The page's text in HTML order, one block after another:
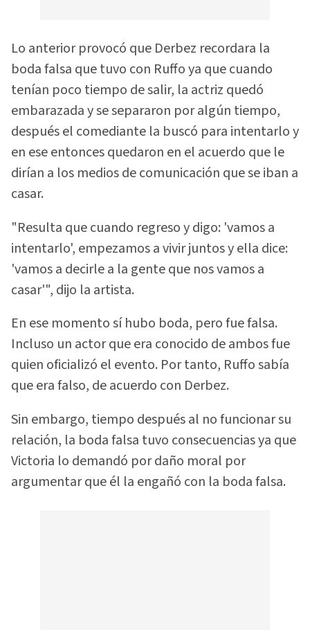
Lo anterior provocó que Derbez recordara la
boda falsa que tuvo con Ruffo ya que cuando
tenían poco tiempo de salir, la actriz quedó
embarazada y se separaron por algún tiempo,
después el comediante la buscó para intentarlo y
en ese entonces quedaron en el acuerdo que le
dirían a los medios de comunicación que se iban a
casar.
"Resulta que cuando regreso y digo: 'vamos a
intentarlo', empezamos a vivir juntos y ella dice:
'vamos a decirle a la gente que nos vamos a
casar'", dijo la artista.
En ese momento sí hubo boda, pero fue falsa.
Incluso un actor que era conocido de ambos fue
quien oficializó el evento. Por tanto, Ruffo sabía
que era falso, de acuerdo con Derbez.
Sin embargo, tiempo después al no funcionar su
relación, la boda falsa tuvo consecuencias ya que
Victoria lo demandó por daño moral por
argumentar que él la engañó con la boda falsa.